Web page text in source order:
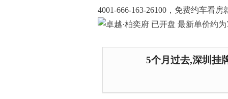
4001-666-163-26100，免费约车看房
5个月过去,深圳挂